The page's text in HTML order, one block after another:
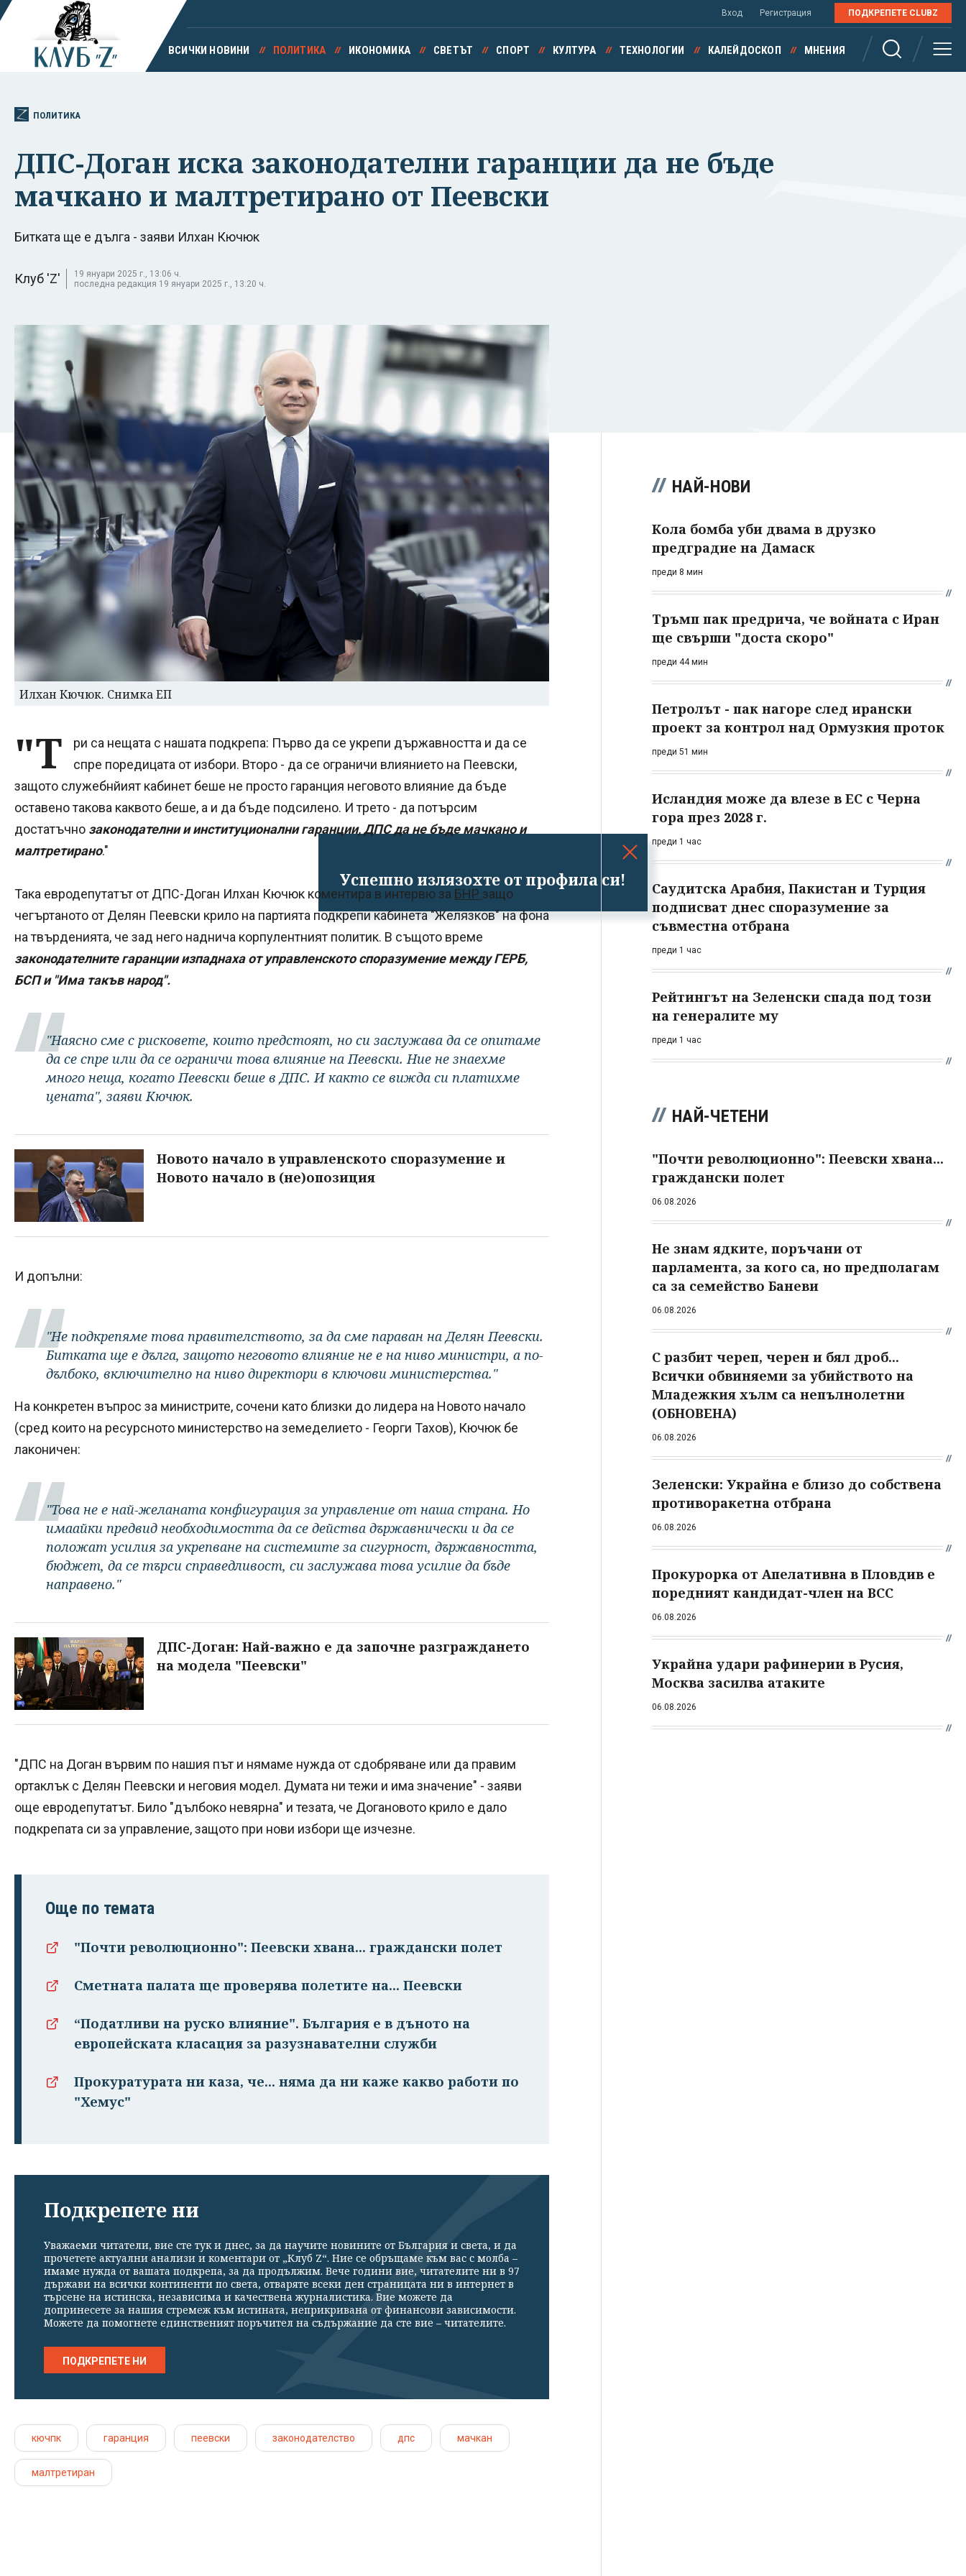
Успешно излязохте от профила си!
Вход Регистрация ПОДКРЕПЕТЕ CLUBZ
ВСИЧКИ НОВИНИ ПОЛИТИКА ИКОНОМИКА СВЕТЪТ СПОРТ КУЛТУРА ТЕХНОЛОГИИ КАЛЕЙДОСКОП МНЕНИЯ
ПОЛИТИКА
ДПС-Доган иска законодателни гаранции да не бъде
мачкано и малтретирано от Пеевски
Битката ще е дълга - заяви Илхан Кючюк
Клуб 'Z'
19 януари 2025 г., 13:06 ч.
последна редакция 19 януари 2025 г., 13:20 ч.
Илхан Кючюк. Снимка ЕП
"Т
ри са нещата с нашата подкрепа: Първо да се укрепи държавността и да се
спре поредицата от избори. Второ - да се ограничи влиянието на Пеевски,
защото служебнйият кабинет беше не просто гаранция неговото влияние да бъде
оставено такова каквото беше, а и да бъде подсилено. И трето - да потърсим
достатъчно законодателни и институционални гаранции, ДПС да не бъде мачкано и
малтретирано."
Така евродепутатът от ДПС-Доган Илхан Кючюк коментира в интервю за БНР защо
чегъртаното от Делян Пеевски крило на партията подкрепи кабинета "Желязков" на фона
на твърденията, че зад него наднича корпулентният политик. В същото време
законодателните гаранции изпаднаха от управленското споразумение между ГЕРБ,
БСП и "Има такъв народ".
"Наясно сме с рисковете, които предстоят, но си заслужава да се опитаме
да се спре или да се ограничи това влияние на Пеевски. Ние не знаехме
много неща, когато Пеевски беше в ДПС. И както се вижда си платихме
цената", заяви Кючюк.
Новото начало в управленското споразумение и
Новото начало в (не)опозиция
И допълни:
"Не подкрепяме това правителството, за да сме параван на Делян Пеевски.
Битката ще е дълга, защото неговото влияние не е на ниво министри, а по-
дълбоко, включително на ниво директори в ключови министерства."
На конкретен въпрос за министрите, сочени като близки до лидера на Новото начало
(сред които на ресурсното министерство на земеделието - Георги Тахов), Кючюк бе
лаконичен:
"Това не е най-желаната конфигурация за управление от наша страна. Но
имаайки предвид необходимостта да се действа държавнически и да се
положат усилия за укрепване на системите за сигурност, държавността,
бюджет, да се търси справедливост, си заслужава това усилие да бъде
направено."
ДПС-Доган: Най-важно е да започне разграждането
на модела "Пеевски"
"ДПС на Доган вървим по нашия път и нямаме нужда от сдобряване или да правим
ортаклък с Делян Пеевски и неговия модел. Думата ни тежи и има значение" - заяви
още евродепутатът. Било "дълбоко невярна" и тезата, че Догановото крило е дало
подкрепата си за управление, защото при нови избори ще изчезне.
Още по темата
"Почти революционно": Пеевски хвана... граждански полет
Сметната палата ще проверява полетите на... Пеевски
“Податливи на руско влияние". България е в дъното на
европейската класация за разузнавателни служби
Прокуратурата ни каза, че... няма да ни каже какво работи по
"Хемус"
Подкрепете ни
Уважаеми читатели, вие сте тук и днес, за да научите новините от България и света, и да
прочетете актуални анализи и коментари от „Клуб Z“. Ние се обръщаме към вас с молба –
имаме нужда от вашата подкрепа, за да продължим. Вече години вие, читателите ни в 97
държави на всички континенти по света, отваряте всеки ден страницата ни в интернет в
търсене на истинска, независима и качествена журналистика. Вие можете да
допринесете за нашия стремеж към истината, неприкривана от финансови зависимости.
Можете да помогнете единственият поръчител на съдържание да сте вие – читателите.
ПОДКРЕПЕТЕ НИ
кючпк гаранция пеевски законодателство дпс мачкан
малтретиран
НАЙ-НОВИ
Кола бомба уби двама в друзко
предградие на Дамаск
преди 8 мин
Тръмп пак предрича, че войната с Иран
ще свърши "доста скоро"
преди 44 мин
Петролът - пак нагоре след ирански
проект за контрол над Ормузкия проток
преди 51 мин
Исландия може да влезе в ЕС с Черна
гора през 2028 г.
преди 1 час
Саудитска Арабия, Пакистан и Турция
подписват днес споразумение за
съвместна отбрана
преди 1 час
Рейтингът на Зеленски спада под този
на генералите му
преди 1 час
НАЙ-ЧЕТЕНИ
"Почти революционно": Пеевски хвана...
граждански полет
06.08.2026
Не знам ядките, поръчани от
парламента, за кого са, но предполагам
са за семейство Баневи
06.08.2026
С разбит череп, черен и бял дроб...
Всички обвиняеми за убийството на
Младежкия хълм са непълнолетни
(ОБНОВЕНА)
06.08.2026
Зеленски: Украйна е близо до собствена
противоракетна отбрана
06.08.2026
Прокурорка от Апелативна в Пловдив е
поредният кандидат-член на ВСС
06.08.2026
Украйна удари рафинерии в Русия,
Москва засилва атаките
06.08.2026